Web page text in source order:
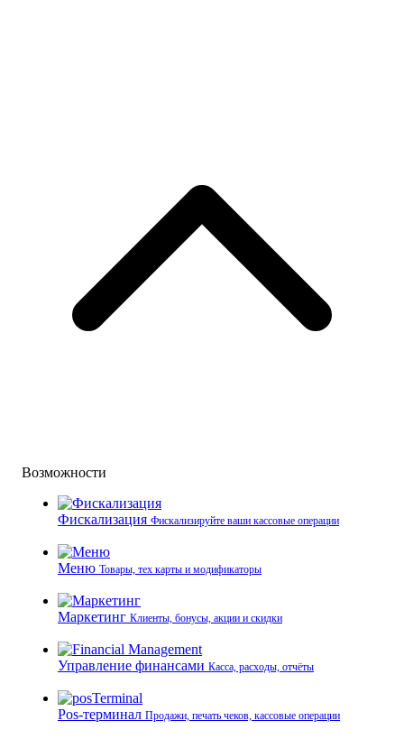
Возможности
Фискализация Фискализируйте ваши кассовые операции
Меню Товары, тех карты и модификаторы
Маркетинг Клиенты, бонусы, акции и скидки
Управление финансами Касса, расходы, отчёты
Pos-терминал Продажи, печать чеков, кассовые операции